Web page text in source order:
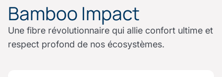
Bamboo Impact
Une fibre révolutionnaire qui allie confort ultime et
respect profond de nos écosystèmes.